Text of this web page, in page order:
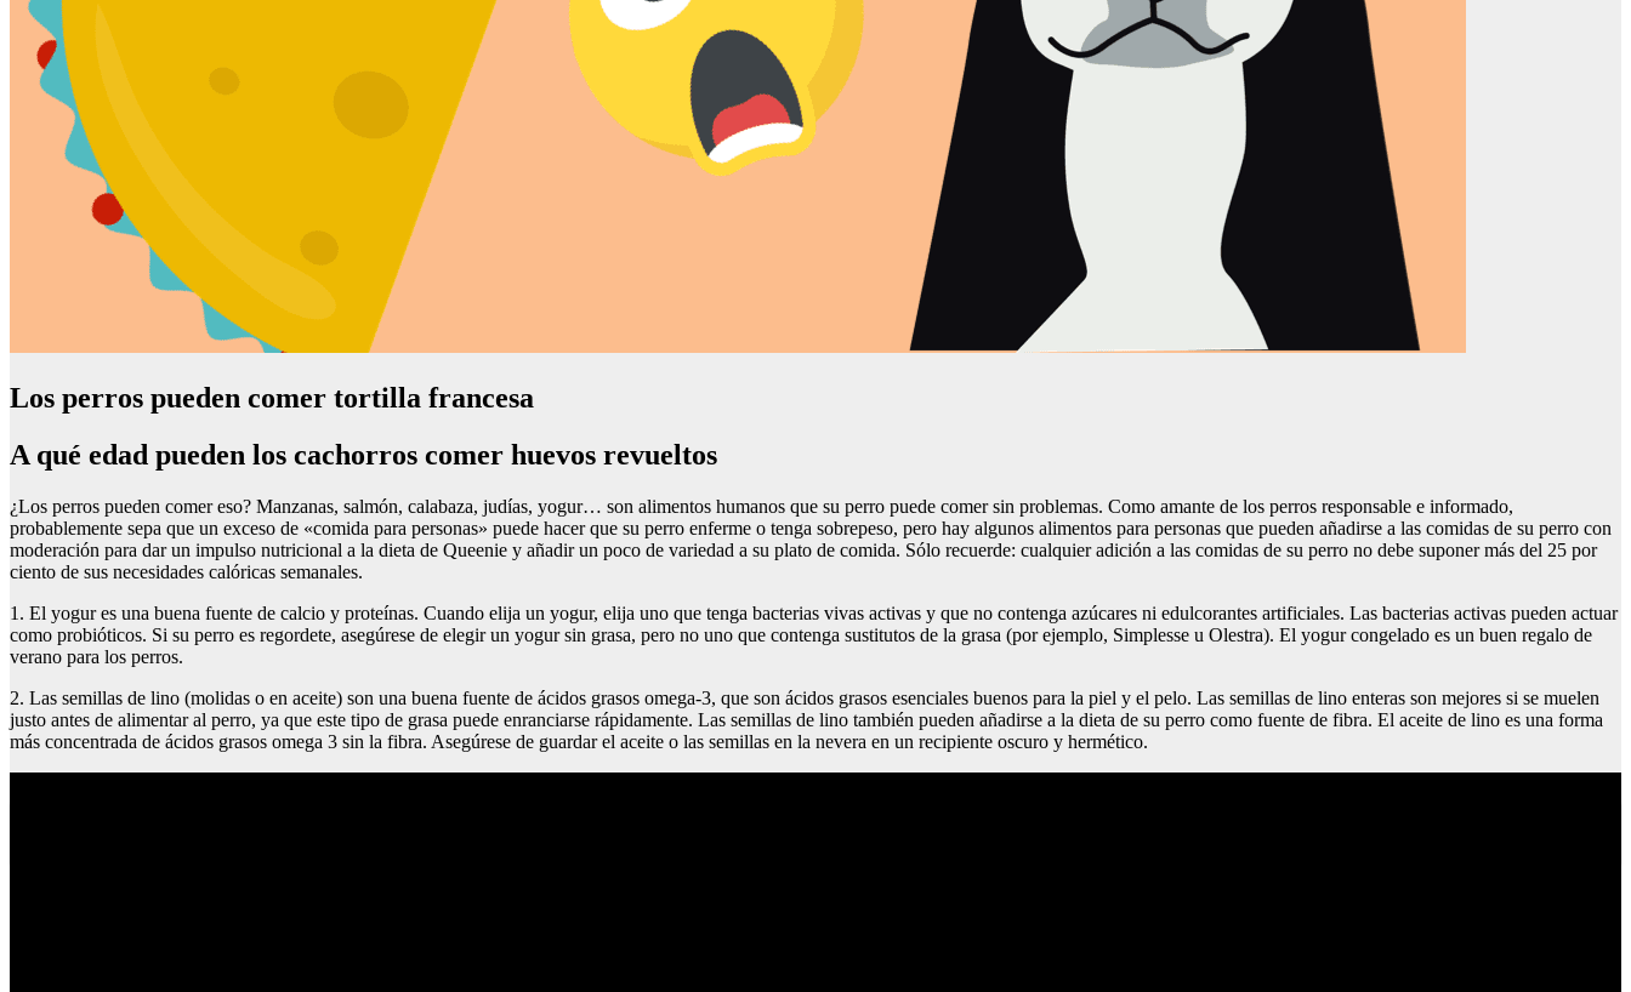
Los perros pueden comer tortilla francesa
A qué edad pueden los cachorros comer huevos revueltos
¿Los perros pueden comer eso? Manzanas, salmón, calabaza, judías, yogur… son alimentos humanos que su perro puede comer sin problemas. Como amante de los perros responsable e informado,
probablemente sepa que un exceso de «comida para personas» puede hacer que su perro enferme o tenga sobrepeso, pero hay algunos alimentos para personas que pueden añadirse a las comidas de su perro con
moderación para dar un impulso nutricional a la dieta de Queenie y añadir un poco de variedad a su plato de comida. Sólo recuerde: cualquier adición a las comidas de su perro no debe suponer más del 25 por
ciento de sus necesidades calóricas semanales.
1. El yogur es una buena fuente de calcio y proteínas. Cuando elija un yogur, elija uno que tenga bacterias vivas activas y que no contenga azúcares ni edulcorantes artificiales. Las bacterias activas pueden actuar
como probióticos. Si su perro es regordete, asegúrese de elegir un yogur sin grasa, pero no uno que contenga sustitutos de la grasa (por ejemplo, Simplesse u Olestra). El yogur congelado es un buen regalo de
verano para los perros.
2. Las semillas de lino (molidas o en aceite) son una buena fuente de ácidos grasos omega-3, que son ácidos grasos esenciales buenos para la piel y el pelo. Las semillas de lino enteras son mejores si se muelen
justo antes de alimentar al perro, ya que este tipo de grasa puede enranciarse rápidamente. Las semillas de lino también pueden añadirse a la dieta de su perro como fuente de fibra. El aceite de lino es una forma
más concentrada de ácidos grasos omega 3 sin la fibra. Asegúrese de guardar el aceite o las semillas en la nevera en un recipiente oscuro y hermético.